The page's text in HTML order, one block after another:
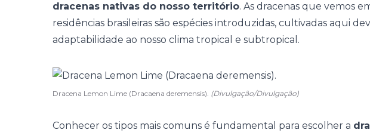
dracenas nativas do nosso território. As dracenas que vemos
residências brasileiras são espécies introduzidas, cultivadas aqui
adaptabilidade ao nosso clima tropical e subtropical.
Dracena Lemon Lime (Dracaena deremensis). (Divulgação/Divulgação)
Conhecer os tipos mais comuns é fundamental para escolher a